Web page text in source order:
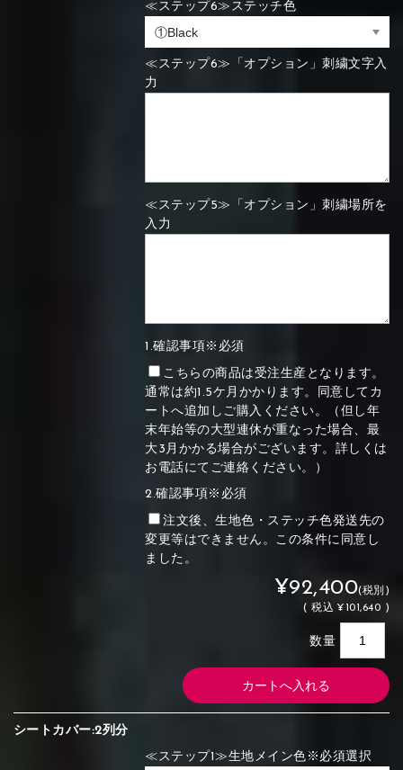
≪ステップ6≫ステッチ色
≪ステップ6≫「オプション」刺繍文字入
力
≪ステップ5≫「オプション」刺繍場所を
入力
1.確認事項※必須
こちらの商品は受注生産となります。
通常は約1.5ケ月かかります。同意してカ
ートへ追加しご購入ください。（但し年
末年始等の大型連休が重なった場合、最
大3月かかる場合がございます。詳しくは
お電話にてご連絡ください。）
2.確認事項※必須
注文後、生地色・ステッチ色発送先の
変更等はできません。この条件に同意し
ました。
¥92,400(税別)
(税込 ¥101,640 )
数量
シートカバー:2列分
≪ステップ1≫生地メイン色※必須選択